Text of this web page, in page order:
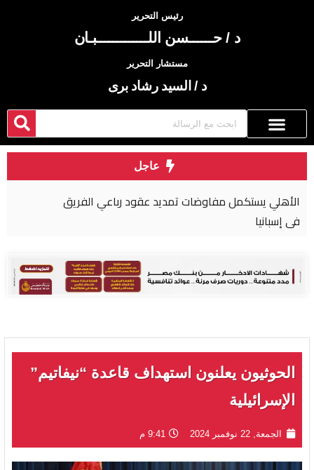
رئيس التحرير
د / حــــــسن اللـــــــــــــبـان
مستشار التحرير
د / السيد رشاد برى
عاجل
الأهلي يستكمل مفاوضات تمديد عقود رباعي الفريق
في إسبانيا
الحوثيون يعلنون استهداف قاعدة “نيفاتيم”
الإسرائيلية
الجمعة, 22 نوفمبر 2024 9:41 م